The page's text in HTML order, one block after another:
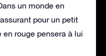
un monde en
pour un petit
rouge pensera à lui